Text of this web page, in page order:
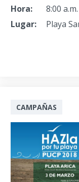
Hora:
8:00
Lugar:
Playa
CAMPAÑAS